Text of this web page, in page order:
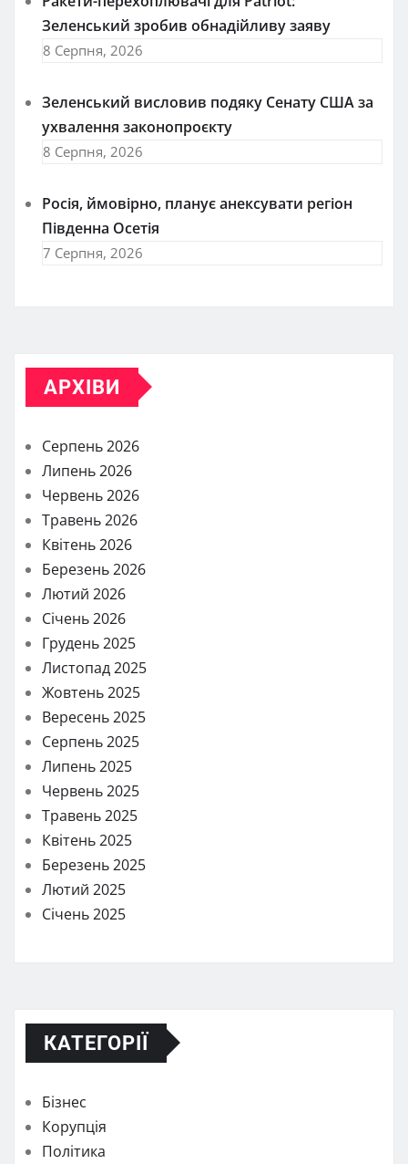
Зеленський зробив обнадійливу заяву
8 Серпня, 2026
Зеленський висловив подяку Сенату США за
ухвалення законопроєкту
8 Серпня, 2026
Росія, ймовірно, планує анексувати регіон
Південна Осетія
7 Серпня, 2026
АРХІВИ
Серпень 2026
Липень 2026
Червень 2026
Травень 2026
Квітень 2026
Березень 2026
Лютий 2026
Січень 2026
Грудень 2025
Листопад 2025
Жовтень 2025
Вересень 2025
Серпень 2025
Липень 2025
Червень 2025
Травень 2025
Квітень 2025
Березень 2025
Лютий 2025
Січень 2025
КАТЕГОРІЇ
Бізнес
Корупція
Політика